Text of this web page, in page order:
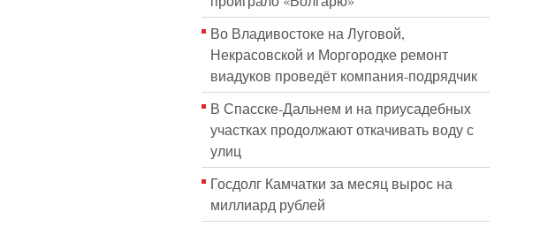
Во Владивостоке на Луговой,
Некрасовской и Моргородке ремонт
виадуков проведёт компания-подрядчик
В Спасске-Дальнем и на приусадебных
участках продолжают откачивать воду с
улиц
Госдолг Камчатки за месяц вырос на
миллиард рублей